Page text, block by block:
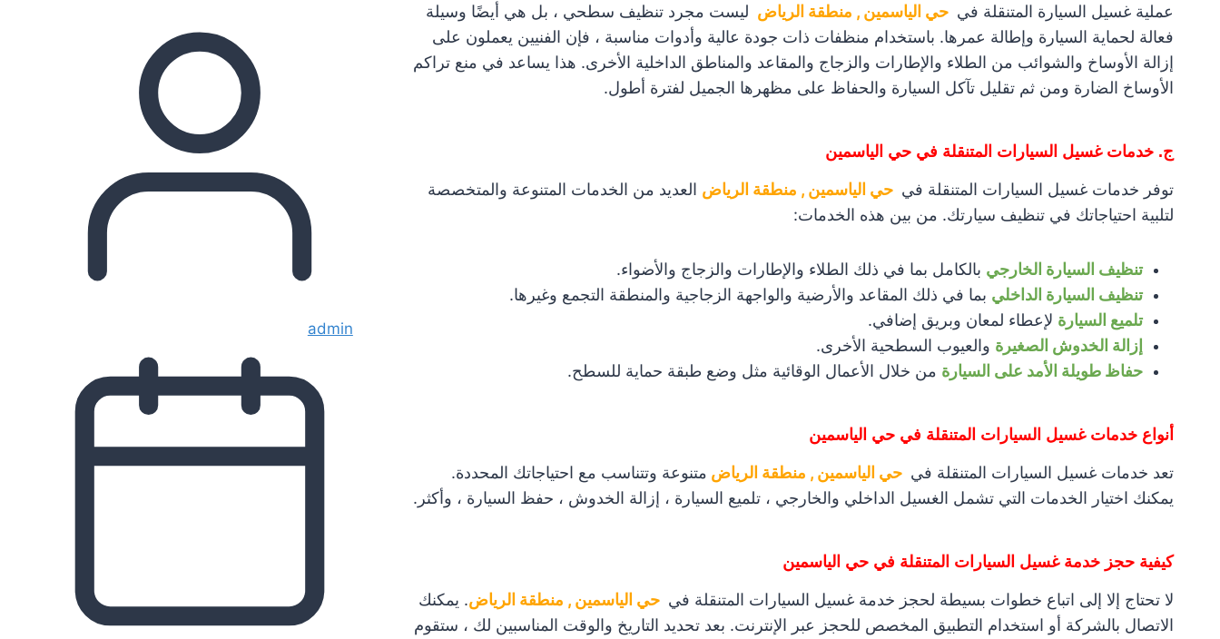
عملية غسيل السيارة المتنقلة في حي الياسمين , منطقة الرياض ليست مجرد تنظيف سطحي ، بل هي أيضًا وسيلة
فعالة لحماية السيارة وإطالة عمرها. باستخدام منظفات ذات جودة عالية وأدوات مناسبة ، فإن الفنيين يعملون على
إزالة الأوساخ والشوائب من الطلاء والإطارات والزجاج والمقاعد والمناطق الداخلية الأخرى. هذا يساعد في منع تراكم
الأوساخ الضارة ومن ثم تقليل تآكل السيارة والحفاظ على مظهرها الجميل لفترة أطول.
ج. خدمات غسيل السيارات المتنقلة في حي الياسمين
توفر خدمات غسيل السيارات المتنقلة في حي الياسمين , منطقة الرياض العديد من الخدمات المتنوعة والمتخصصة
لتلبية احتياجاتك في تنظيف سيارتك. من بين هذه الخدمات:
تنظيف السيارة الخارجي بالكامل بما في ذلك الطلاء والإطارات والزجاج والأضواء.
تنظيف السيارة الداخلي بما في ذلك المقاعد والأرضية والواجهة الزجاجية والمنطقة التجمع وغيرها.
تلميع السيارة لإعطاء لمعان وبريق إضافي.
إزالة الخدوش الصغيرة والعيوب السطحية الأخرى.
حفاظ طويلة الأمد على السيارة من خلال الأعمال الوقائية مثل وضع طبقة حماية للسطح.
أنواع خدمات غسيل السيارات المتنقلة في حي الياسمين
تعد خدمات غسيل السيارات المتنقلة في حي الياسمين , منطقة الرياض متنوعة وتتناسب مع احتياجاتك المحددة.
يمكنك اختيار الخدمات التي تشمل الغسيل الداخلي والخارجي ، تلميع السيارة ، إزالة الخدوش ، حفظ السيارة ، وأكثر.
كيفية حجز خدمة غسيل السيارات المتنقلة في حي الياسمين
لا تحتاج إلا إلى اتباع خطوات بسيطة لحجز خدمة غسيل السيارات المتنقلة في حي الياسمين , منطقة الرياض. يمكنك
الاتصال بالشركة أو استخدام التطبيق المخصص للحجز عبر الإنترنت. بعد تحديد التاريخ والوقت المناسبين لك ، ستقوم
admin